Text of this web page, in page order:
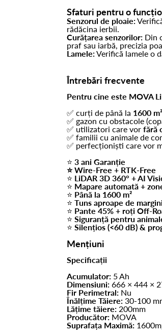
Sfaturi pentru o
Senzorul de ploaie:
rădăcina ierbii.
Curățarea senzorilor: Din
praf sau iarbă, precizia
Lamele:Verifică lamele o
Întrebări frecvente
Pentru cine este MOVA
✅ curți de până la 1600 m²
✅ gazon cu obstacole
✅ utilizatori care vor fără
✅ familii cu animale de
✅ perfecționiști care vor
⭐ 3 ani Garanție
⭐ Wire-Free + RTK-Free
⭐ LiDAR 3D 360° + AI
⭐ Mapare automată +
⭐ Până la 1600 m²
⭐ Tuns aproape de
⭐ Pante 45% + roți Off-
⭐ Siguranță pentru
⭐ Silențios (<60 dB) &
Mențiuni
Specificații
Acumulator: 5 Ah
Dimensiuni: 666 × 444 ×
Fir Perimetral: Nu
Înălțime Tăiere: 30-100
Lățime tăiere: 200mm
Producător: MOVA
Suprafața Maximă: